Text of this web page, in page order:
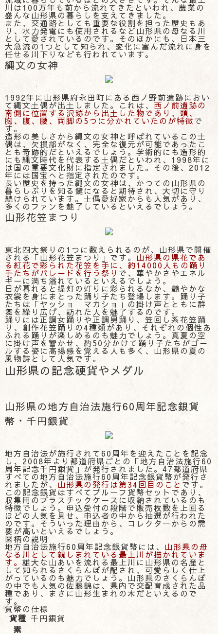
川は100万年も前から流れてきたといわれ、農業の
盛んな山形県の暮らしを支えてきました。
また、交通路としても重要な役割を担った歴史もあ
り、水力発電にも使用されるなど山形県の母なる川
として愛されているのです。そのほかにも、日本三
大急流の1つとして知られ、変化に富んだ流れに身を
任せる川下りなども行われています。
縄文の女神
1992年に山形県府永田町にある西ノ野前遺跡におい
て縄文土偶が出土しました。これは、 西ノ前遺跡の
南側に位置する沢跡から出土した物であり、頭、
胸、腹、腰、両脚の5つに分かれていたのが特徴で
す。
造形の美しさから縄文の女神と呼ばれているこの土
偶は、欠損部がなく、完全な復元が可能であったこ
とも奇跡的だといえるでしょう。学術的にも造形的
にも縄文時代を代表する土偶だといわれ、1998年に
は国の重要文化財に指定されました。その後、2012
年には国宝へと指定されたのです。
長い歴史を持った縄文の女神は、かつての山形県の
暮らしぶりを知る鍵になると期待され、大切に守り
続けられています。土偶愛好家からも人気があり、
多くのファンを魅了しているといえるでしょう。
山形花笠まつり
東北四大祭りの1つに数えられるのが、山形県で開催
される「山形花笠まつり」です。 山形県の県花であ
る紅花で彩られた花笠を手に、約14000人もの踊り
手たちがパレードを行う祭り で、華やかさやエネル
ギーに満ち溢れているといえるでしょう。
日が暮れると提灯の灯りに彩られるなか、艶やかな
衣裳を身にまとった踊り子たち登場します。踊り子
たちは「ヤッショ マカショ」の掛け声とともに群
舞を繰り広げ、訪れた人を魅了するのです。
踊りには正調女踊りや正調男踊り、笠回し系花笠踊
り、創作花笠踊りの4種類があり、それぞれの個性あ
ふれる踊りが楽しめるのも魅力でしょう。真夏の空
に掛け声を響かせ、約50分かけて踊り子たちがゴー
ルする姿に高揚感を覚える人も多く、山形県の夏の
風物詩として人気です。
山形県の記念硬貨やメダル
山形県の地方自治法施行60周年記念銀貨
幣・千円銀貨
地方自治法が施行されて60周年を迎えたことを記念
し、2008年より都道府県ごとの「地方自治法施行60
周年記念千円銀貨」が発行されました。47都道府県
すべての地方自治法施行60周年記念銀貨幣が発行さ
れましたが、 山形県の発行は第34回目のこと です。
この記念銀貨はすべてプルーフ貨幣セットであり、
収集用のプラスチックケースに収納されているのも
特徴でしょう。申込受付の段階で販売枚数を上回る
ほどの人気を見せ、申込者の中から抽選が行われた
のです。そういった理由から、コレクターからの需
要が高いといえるでしょう。
図柄の説明
地方自治法施行60周年記念銀貨幣には、 山形県の母
なる川として親しまれている最上川が描かれていま
す。 雄大な山あいを流れる最上川に山形県の名産と
して知られるさくらんぼが配され、可愛らしく仕上
がっているのも魅力でしょう。山形県のさくらんぼ
の中でも人気の佐藤錦は、県内で交配育成された品
種であり、まさに山形生まれの木だといえるので
す。
貨幣の仕様
貨種 千円銀貨
素